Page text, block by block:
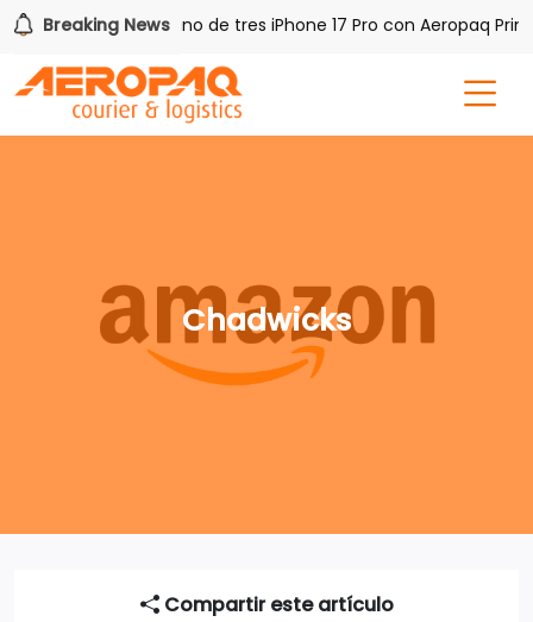
Breaking News
Gana uno de tres iPhone 17 Pro con Aeropaq Prime
Chadwicks
Compartir este artículo